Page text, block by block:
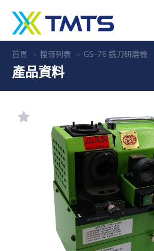
首頁 搜尋列表 GS-76 銑刀研磨機
產品資料